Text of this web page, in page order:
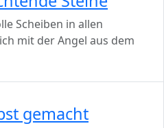
Scheiben in allen
mit der Angel aus dem
gemacht